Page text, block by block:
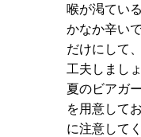
喉が渇てい
かなか辛い
だけにして
工夫しましょ
夏のビアガ
を用意して
に注意して